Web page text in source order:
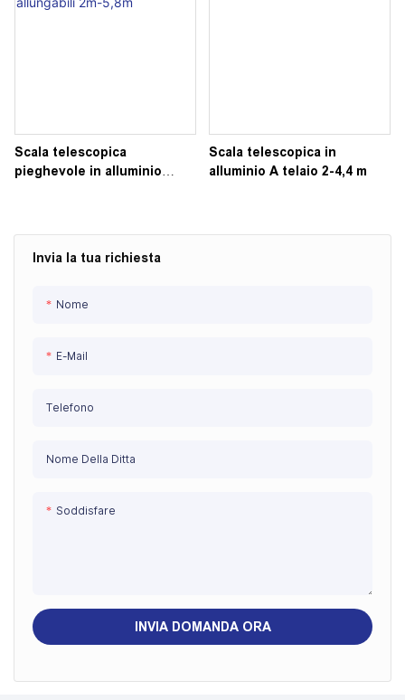
Invia la tua richiesta
Nome
E-Mail
Telefono
Nome Della Ditta
Soddisfare
INVIA DOMANDA ORA
Scala telescopica
pieghevole in alluminio
Scala telescopica in
alluminio A telaio 2-4,4 m